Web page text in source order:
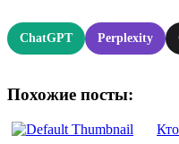
ChatGPT Perplexity
Похожие посты: